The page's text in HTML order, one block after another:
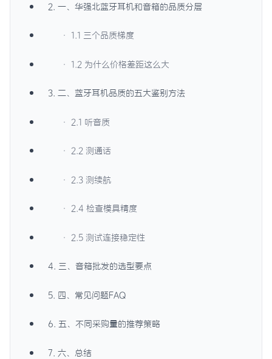
2. 一、华强北蓝牙耳机和音箱的品质分层
· 1.1 三个品质梯度
· 1.2 为什么价格差距这么大
3. 二、蓝牙耳机品质的五大鉴别方法
· 2.1 听音质
· 2.2 测通话
· 2.3 测续航
· 2.4 检查模具精度
· 2.5 测试连接稳定性
4. 三、音箱批发的选型要点
5. 四、常见问题FAQ
6. 五、不同采购量的推荐策略
7. 六、总结